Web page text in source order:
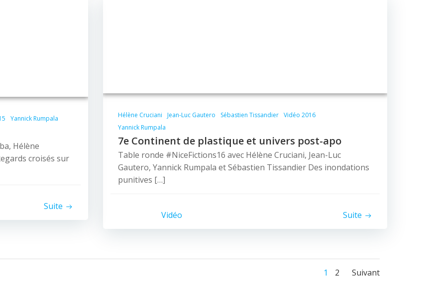
Hélène Cruciani Jean-Luc Gautero Sébastien Tissandier Vidéo 2016
Yannick Rumpala
7e Continent de plastique et univers post-apo
Table ronde #NiceFictions16 avec Hélène Cruciani, Jean-Luc
Gautero, Yannick Rumpala et Sébastien Tissandier Des inondations
punitives […]
Vidéo Suite
Yannick Rumpala
Hélène
croisés sur
Suite
Page
1 Page
2 Suivant